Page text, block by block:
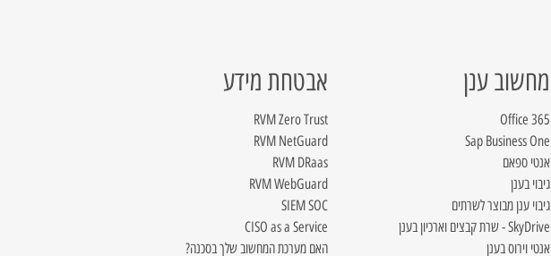
מחשוב ענן
Office 365
Sap Business One
אנטי ספאם
גיבוי בענן
גיבוי ענן מבוצר לשרתים
SkyDrive - שרת קבצים וארכיון בענן
אנטי וירוס בענן
אבטחת מידע
RVM Zero Trust
RVM NetGuard
RVM DRaas
RVM WebGuard
SIEM SOC
CISO as a Service
האם מערכת המחשוב שלך בסכנה?